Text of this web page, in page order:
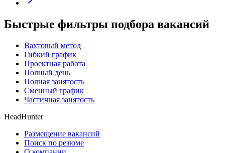
Быстрые фильтры подбора вакансий
Вахтовый метод
Гибкий график
Проектная работа
Полный день
Полная занятость
Сменный график
Частичная занятость
HeadHunter
Размещение вакансий
Поиск по резюме